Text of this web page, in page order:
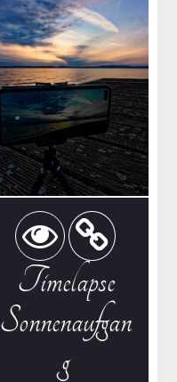
Timelapse
Sonnenaufgan
g